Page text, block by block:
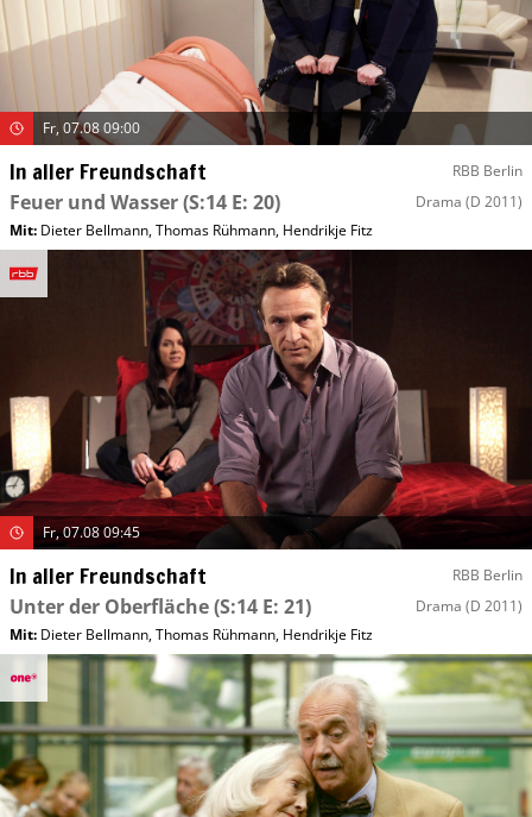
Fr, 07.08 09:00
In aller Freundschaft RBB Berlin
Feuer und Wasser(S:14 E: 20) Drama (D 2011)
Mit: Dieter Bellmann,Thomas Rühmann, Hendrikje Fitz
Fr, 07.08 09:45
In aller Freundschaft RBB Berlin
Unter der Oberfläche(S:14 E: 21) Drama (D 2011)
Mit: Dieter Bellmann,Thomas Rühmann, Hendrikje Fitz